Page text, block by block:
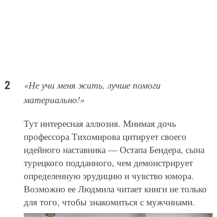
«Не учи меня жить, лучше помоги
материально!»
Тут интересная аллюзия. Мнимая дочь
профессора Тихомирова цитирует своего
идейного наставника — Остапа Бендера, сына
турецкого подданного, чем демонстрирует
определенную эрудицию и чувство юмора.
Возможно ее Людмила читает книги не только
для того, чтобы знакомиться с мужчинами.